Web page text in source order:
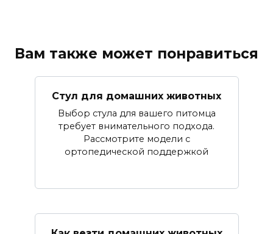
Вам также может понравиться
Стул для домашних животных
Выбор стула для вашего питомца
требует внимательного подхода.
Рассмотрите модели с
ортопедической поддержкой